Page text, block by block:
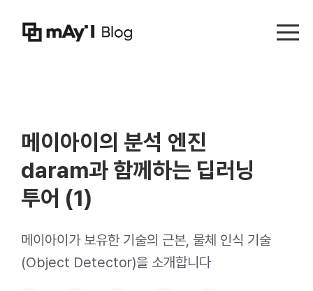
Menu
메이아이의 분석 엔진
daram과 함께하는 딥러닝
투어 (1)
메이아이가 보유한 기술의 근본, 물체 인식 기술
(Object Detector)을 소개합니다